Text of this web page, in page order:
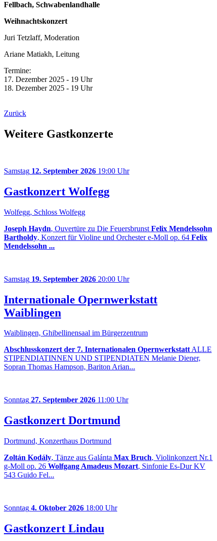
Fellbach, Schwabenlandhalle
Weihnachtskonzert
Juri Tetzlaff, Moderation
Ariane Matiakh, Leitung
Termine:
17. Dezember 2025 - 19 Uhr
18. Dezember 2025 - 19 Uhr
Zurück
Weitere Gastkonzerte
Samstag 12. September 2026 19:00 Uhr
Gastkonzert Wolfegg
Wolfegg, Schloss Wolfegg
Joseph Haydn, Ouvertüre zu Die Feuersbrunst Felix Mendelssohn
Bartholdy, Konzert für Violine und Orchester e-Moll op. 64 Felix
Mendelssohn ...
Samstag 19. September 2026 20:00 Uhr
Internationale Opernwerkstatt
Waiblingen
Waiblingen, Ghibellinensaal im Bürgerzentrum
Abschlusskonzert der 7. Internationalen OpernwerkstattALLE
STIPENDIATINNEN UND STIPENDIATEN Melanie Diener,
Sopran Thomas Hampson, Bariton Arian...
Sonntag 27. September 2026 11:00 Uhr
Gastkonzert Dortmund
Dortmund, Konzerthaus Dortmund
Zoltán Kodály, Tänze aus Galánta Max Bruch, Violinkonzert Nr.1
g-Moll op. 26 Wolfgang Amadeus Mozart, Sinfonie Es-Dur KV
543 Guido Fel...
Sonntag 4. Oktober 2026 18:00 Uhr
Gastkonzert Lindau